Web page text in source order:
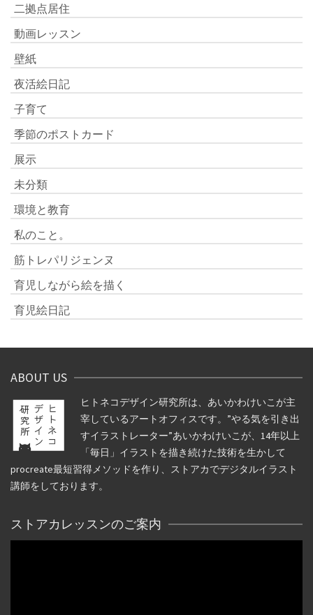
二拠点居住
動画レッスン
壁紙
夜活絵日記
子育て
季節のポストカード
展示
未分類
環境と教育
私のこと。
筋トレパリジェンヌ
育児しながら絵を描く
育児絵日記
ABOUT US
ヒトネコデザイン研究所は、あいかわけいこが主
宰しているアートオフィスです。”やる気を引き出
すイラストレーター”あいかわけいこが、14年以上
「毎日」イラストを描き続けた技術を生かして
procreate最短習得メソッドを作り、ストアカでデジタルイラスト
講師をしております。
ストアカレッスンのご案内